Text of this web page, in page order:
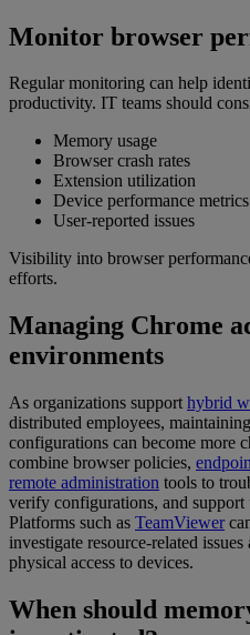
Monitor browser
Regular monitoring can help
productivity. IT teams should
Memory usage
Browser crash rates
Extension utilization
Device performance metrics
User-reported issues
Visibility into browser
efforts.
Managing Chrome
environments
As organizations support hybrid
distributed employees,
configurations can become more
combine browser policies,
remote administration tools to
verify configurations, and support
Platforms such as TeamViewer
investigate resource-related
physical access to devices.
When should